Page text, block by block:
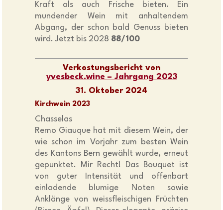
Kraft als auch Frische bieten. Ein
mundender Wein mit anhaltendem
Abgang, der schon bald Genuss bieten
wird. Jetzt bis 2028 88/100
Verkostungsbericht von
yvesbeck.wine – Jahrgang 2023
31. Oktober 2024
Kirchwein 2023
Chasselas
Remo Giauque hat mit diesem Wein, der
wie schon im Vorjahr zum besten Wein
des Kantons Bern gewählt wurde, erneut
gepunktet. Mir Recht! Das Bouquet ist
von guter Intensität und offenbart
einladende blumige Noten sowie
Anklänge von weissfleischigen Früchten